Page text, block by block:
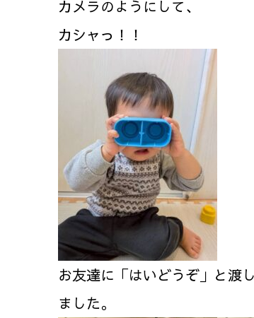
カメラのようにして、
カシャっ！！
お友達に「はいどうぞ」と渡
ました。